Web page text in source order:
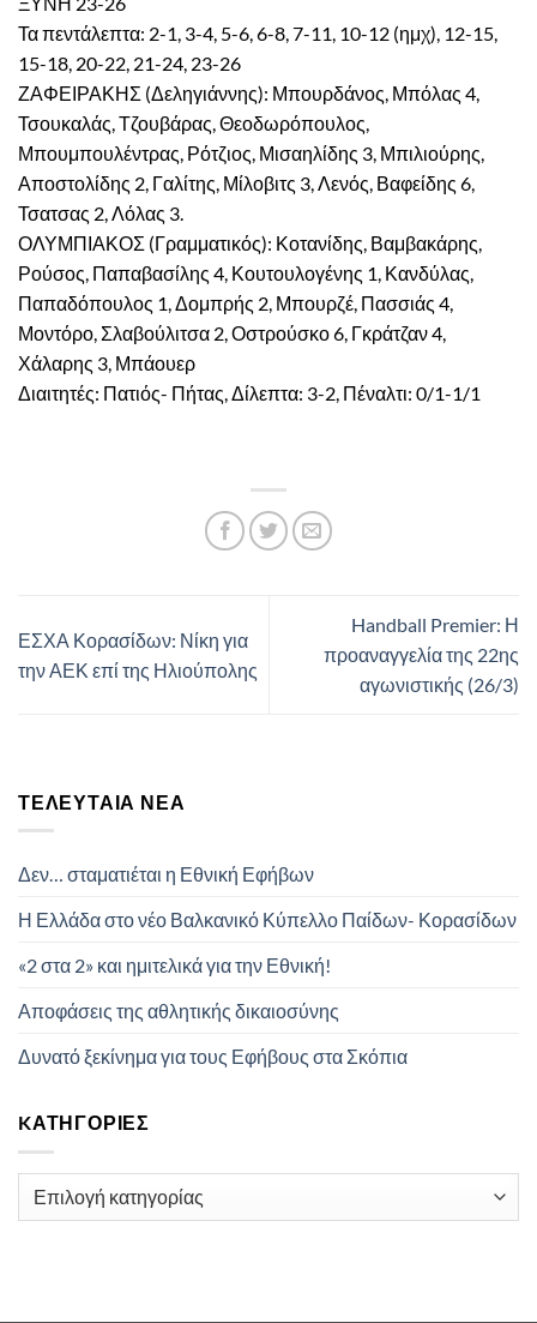
Τα πεντάλεπτα: 2-1, 3-4, 5-6, 6-8, 7-11, 10-12 (ημχ), 12-15,
15-18, 20-22, 21-24, 23-26
ΖΑΦΕΙΡΑΚΗΣ (Δεληγιάννης): Μπουρδάνος, Μπόλας 4,
Τσουκαλάς, Τζουβάρας, Θεοδωρόπουλος,
Μπουμπουλέντρας, Ρότζιος, Μισαηλίδης 3, Μπιλιούρης,
Αποστολίδης 2, Γαλίτης, Μίλοβιτς 3, Λενός, Βαφείδης 6,
Τσατσας 2, Λόλας 3.
ΟΛΥΜΠΙΑΚΟΣ (Γραμματικός): Κοτανίδης, Βαμβακάρης,
Ρούσος, Παπαβασίλης 4, Κουτουλογένης 1, Κανδύλας,
Παπαδόπουλος 1, Δομπρής 2, Μπουρζέ, Πασσιάς 4,
Μοντόρο, Σλαβούλιτσα 2, Οστρούσκο 6, Γκράτζαν 4,
Χάλαρης 3, Μπάουερ
Διαιτητές: Πατιός- Πήτας, Δίλεπτα: 3-2, Πέναλτι: 0/1-1/1
ΕΣΧΑ Κορασίδων: Νίκη για
την ΑΕΚ επί της Ηλιούπολης
Handball Premier: Η
προαναγγελία της 22ης
αγωνιστικής (26/3)
ΤΕΛΕΥΤΑΊΑ ΝΈΑ
Δεν… σταματιέται η Εθνική Εφήβων
Η Ελλάδα στο νέο Βαλκανικό Κύπελλο Παίδων- Κορασίδων
«2 στα 2» και ημιτελικά για την Εθνική!
Αποφάσεις της αθλητικής δικαιοσύνης
Δυνατό ξεκίνημα για τους Εφήβους στα Σκόπια
KΑΤΗΓΟΡΊΕΣ
Kατηγορίες